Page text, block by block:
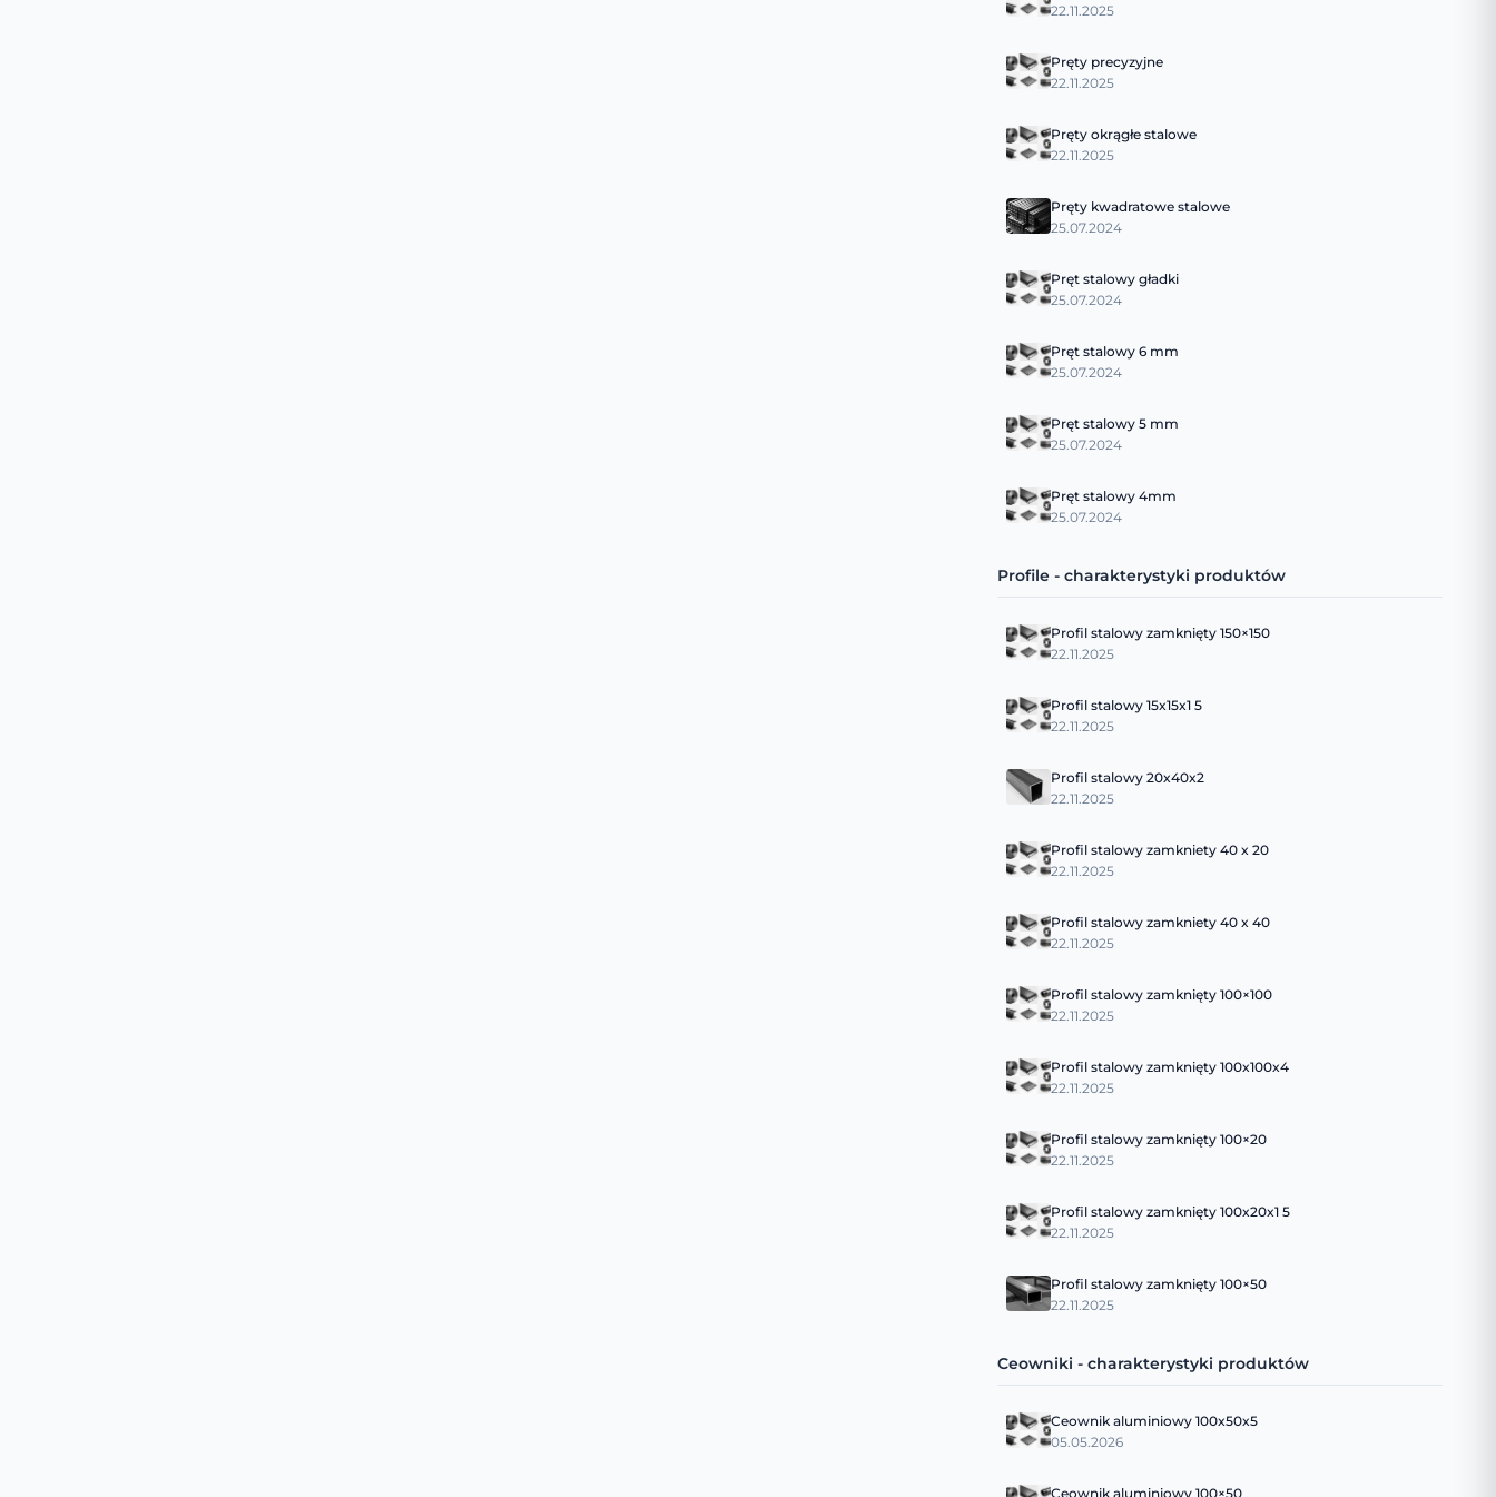
22.11.2025
Pręty precyzyjne
22.11.2025
Pręty okrągłe stalowe
22.11.2025
Pręty kwadratowe stalowe
25.07.2024
Pręt stalowy gładki
25.07.2024
Pręt stalowy 6 mm
25.07.2024
Pręt stalowy 5 mm
25.07.2024
Pręt stalowy 4mm
25.07.2024
Profile - charakterystyki produktów
Profil stalowy zamknięty 150×150
22.11.2025
Profil stalowy 15x15x1 5
22.11.2025
Profil stalowy 20x40x2
22.11.2025
Profil stalowy zamkniety 40 x 20
22.11.2025
Profil stalowy zamkniety 40 x 40
22.11.2025
Profil stalowy zamknięty 100×100
22.11.2025
Profil stalowy zamknięty 100x100x4
22.11.2025
Profil stalowy zamknięty 100×20
22.11.2025
Profil stalowy zamknięty 100x20x1 5
22.11.2025
Profil stalowy zamknięty 100×50
22.11.2025
Ceowniki - charakterystyki produktów
Ceownik aluminiowy 100x50x5
05.05.2026
Ceownik aluminiowy 100×50